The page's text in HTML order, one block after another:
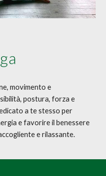
movimento e
postura, forza e
a te stesso per
e favorire il benessere
e rilassante.